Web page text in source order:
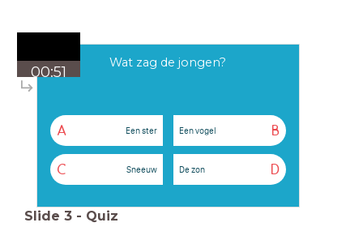
00:51
Wat zag de jongen?
A Een ster B
Een vogel
C Sneeuw D
De zon
Slide 3 - Quiz